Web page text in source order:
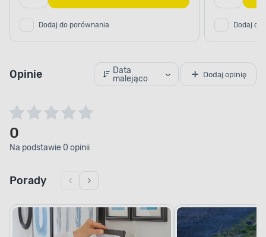
Dodaj do porównania Dodaj do
Opinie
Data
malejąco
Dodaj opinię
0
Na podstawie 0 opinii
Porady